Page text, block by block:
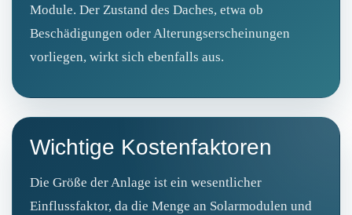
Module. Der Zustand des Daches, etwa ob
Beschädigungen oder Alterungserscheinungen
vorliegen, wirkt sich ebenfalls aus.
Wichtige Kostenfaktoren
Die Größe der Anlage ist ein wesentlicher
Einflussfaktor, da die Menge an Solarmodulen und